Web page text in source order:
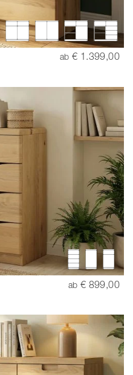
ab € 1.399,00
ab € 899,00